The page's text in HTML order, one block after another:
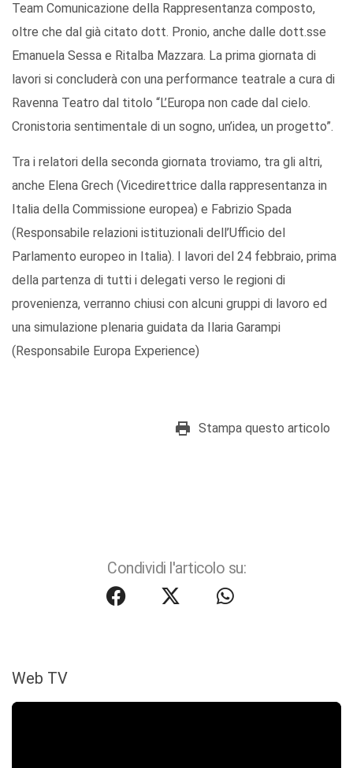
Team Comunicazione della Rappresentanza composto,
oltre che dal già citato dott. Pronio, anche dalle dott.sse
Emanuela Sessa e Ritalba Mazzara. La prima giornata di
lavori si concluderà con una performance teatrale a cura di
Ravenna Teatro dal titolo “L’Europa non cade dal cielo.
Cronistoria sentimentale di un sogno, un’idea, un progetto”.
Tra i relatori della seconda giornata troviamo, tra gli altri,
anche Elena Grech (Vicedirettrice dalla rappresentanza in
Italia della Commissione europea) e Fabrizio Spada
(Responsabile relazioni istituzionali dell’Ufficio del
Parlamento europeo in Italia). I lavori del 24 febbraio, prima
della partenza di tutti i delegati verso le regioni di
provenienza, verranno chiusi con alcuni gruppi di lavoro ed
una simulazione plenaria guidata da Ilaria Garampi
(Responsabile Europa Experience)
Stampa questo articolo
Condividi l'articolo su:
Web TV